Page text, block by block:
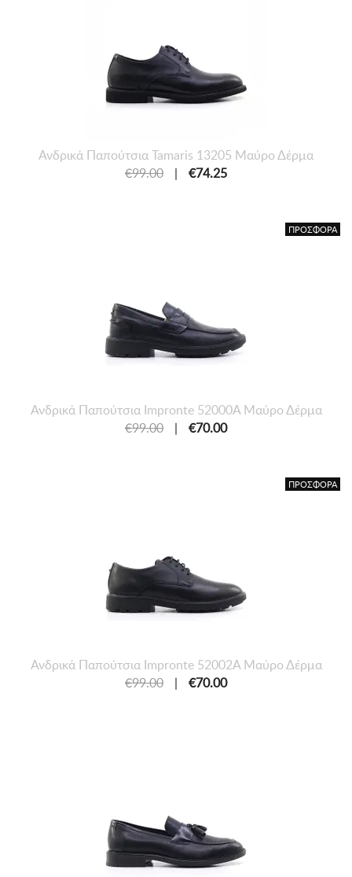
Ανδρικά Παπούτσια Tamaris 13205 Μαύρο Δέρμα
€99.00
| €74.25
ΠΡΟΣΦΟΡΑ
Ανδρικά Παπούτσια Impronte 52000A Μαύρο Δέρμα
€99.00
| €70.00
ΠΡΟΣΦΟΡΑ
Ανδρικά Παπούτσια Impronte 52002A Μαύρο Δέρμα
€99.00
| €70.00